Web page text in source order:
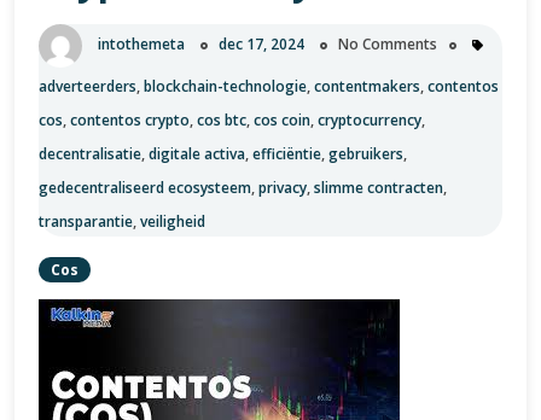
intothemeta dec 17, 2024 No Comments
adverteerders,blockchain-technologie,contentmakers,contentos
cos,contentos crypto,cos btc,cos coin,cryptocurrency,
decentralisatie,digitale activa,efficiëntie,gebruikers,
gedecentraliseerd ecosysteem,privacy,slimme contracten,
transparantie,veiligheid
Cos